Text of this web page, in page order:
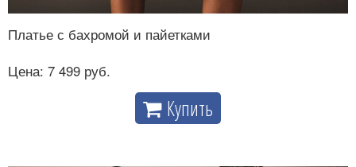
Платье с бахромой и пайетками
Цена: 7 499 руб.
Купить